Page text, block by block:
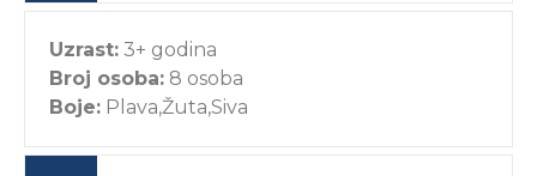
Uzrast: 3+ godina
Broj osoba: 8 osoba
Boje: Plava,Žuta,Siva